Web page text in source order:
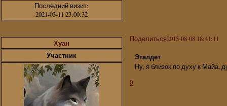
Последний визит:
2021-03-11 23:00:32
Поделиться2015-08-08 18:41:11
Хуан
Участник
Эталдет
Ну, я близок по духу к Майа,
0